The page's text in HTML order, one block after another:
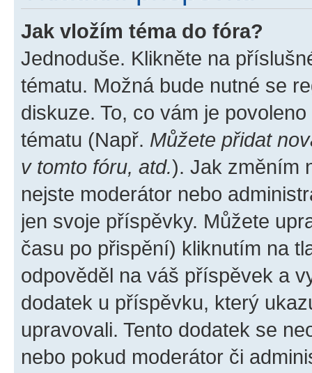
Jak vložím téma do fóra?
Jednoduše. Klikněte na
tématu. Možná bude nutné se
diskuze. To, co vám je
tématu (Např. Můžete přidat
v tomto fóru, atd.). Jak změním
nejste moderátor nebo
jen svoje příspěvky. Můžete
času po přispění) kliknutím na
odpověděl na váš příspěvek a
dodatek u příspěvku, který
upravovali. Tento dodatek se
nebo pokud moderátor či